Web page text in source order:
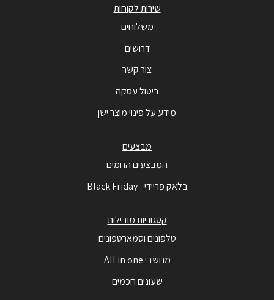
שירות לקוחות
משלוחים
דרושים
צור קשר
ביטול עסקה
מידע על פינוי מוצר ישן
מבצעים
המבצעים החמים
בלאק פריידי - Black Friday
קטגוריות מובילות
טלפונים וסמארטפונים
מחשבי All in one
שעונים חכמים